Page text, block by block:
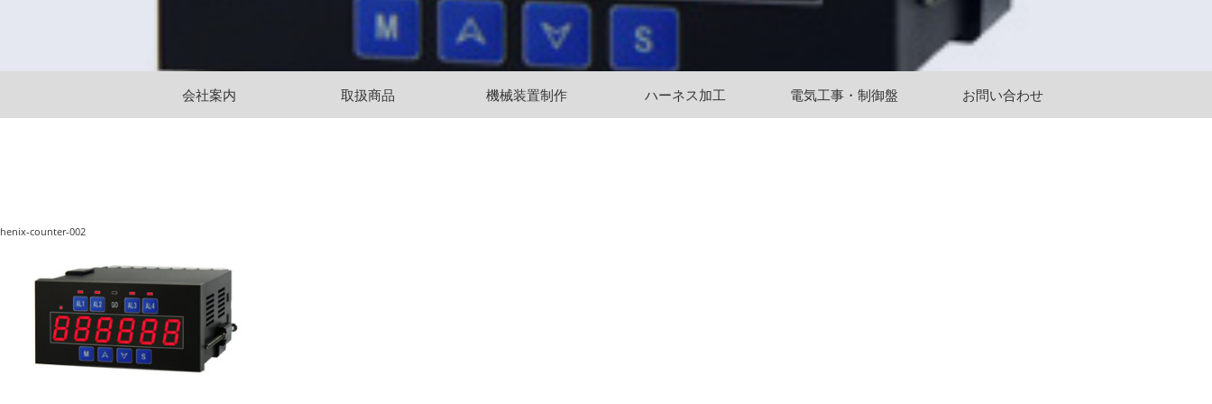
会社案内 取扱商品 機械装置制作 ハーネス加工 電気工事・制御盤 お問い合わせ
henix-counter-002